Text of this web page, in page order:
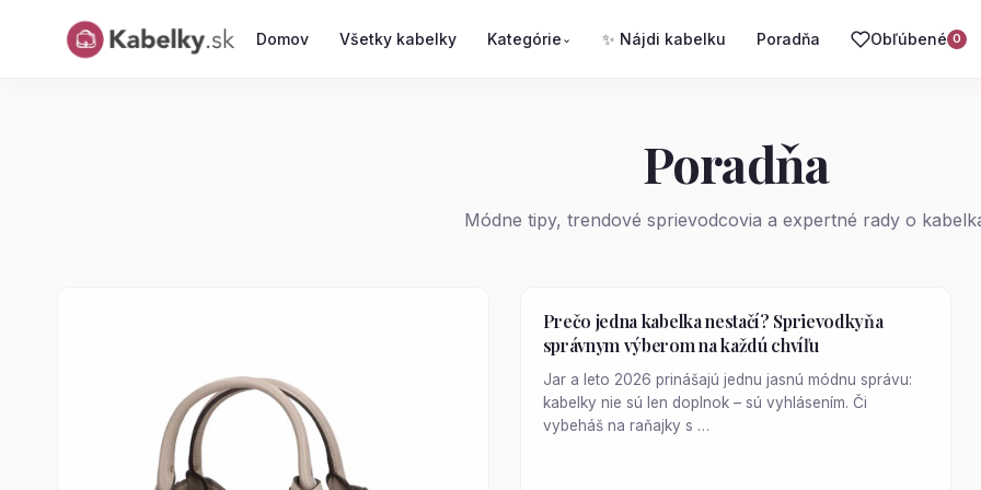
Domov Všetky kabelky Kategórie ⌄ ✨ Nájdi kabelku Poradňa Obľúbené 0
Poradňa
Módne tipy, trendové sprievodcovia a expertné rady o
Prečo jedna kabelka nestačí? Sprievodkyňa
správnym výberom na každú chvíľu
Jar a leto 2026 prinášajú jednu jasnú módnu správu:
kabelky nie sú len doplnok – sú vyhlásením. Či
vybeháš na raňajky s …